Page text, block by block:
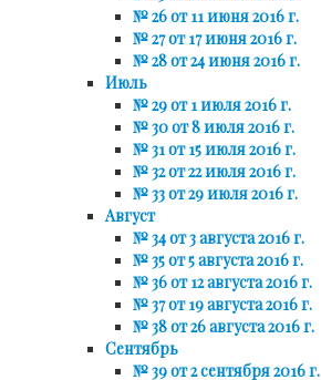
№ 26 от 11 июня 2016 г.
№ 27 от 17 июня 2016 г.
№ 28 от 24 июня 2016 г.
Июль
№ 29 от 1 июля 2016 г.
№ 30 от 8 июля 2016 г.
№ 31 от 15 июля 2016 г.
№ 32 от 22 июля 2016 г.
№ 33 от 29 июля 2016 г.
Август
№ 34 от 3 августа 2016 г.
№ 35 от 5 августа 2016 г.
№ 36 от 12 августа 2016 г.
№ 37 от 19 августа 2016 г.
№ 38 от 26 августа 2016 г.
Сентябрь
№ 39 от 2 сентября 2016 г.